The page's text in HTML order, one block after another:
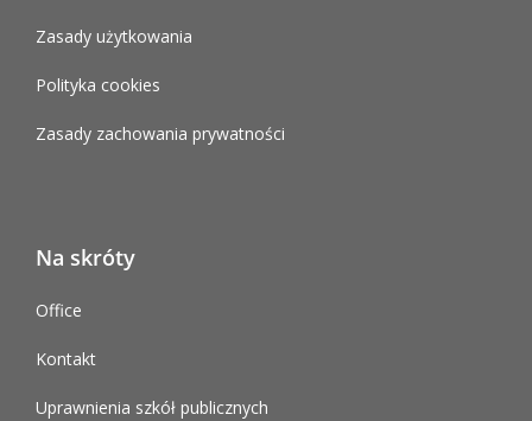
Zasady użytkowania
Polityka cookies
Zasady zachowania prywatności
Na skróty
Office
Kontakt
Uprawnienia szkół publicznych